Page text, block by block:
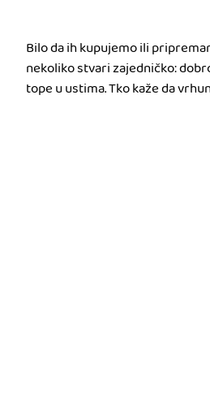
Bilo da ih kupujemo ili
nekoliko stvari zajedničko:
tope u ustima. Tko kaže da